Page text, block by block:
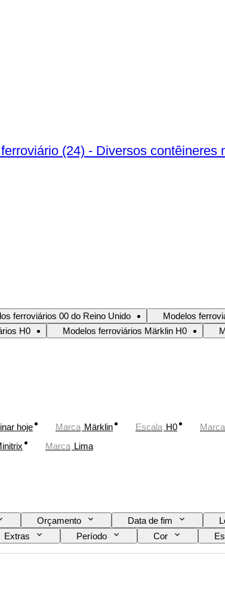
(24) - Diversos contêineres
ferroviários 00 do Reino Unido
Modelos
H0 Modelos ferroviários Märklin H0
hoje Marca Märklin Escala H0 Marca
Marca Lima
Orçamento Data de fim
Extras Período Cor
Era